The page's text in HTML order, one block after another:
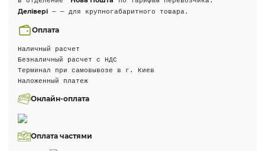
Делівері — — для крупногабаритного товара.
Оплата
Наличный расчет
Безналичный расчет с НДС
Терминал при самовывозе в г. Киев
Наложенный платеж
Онлайн-оплата
Оплата частями